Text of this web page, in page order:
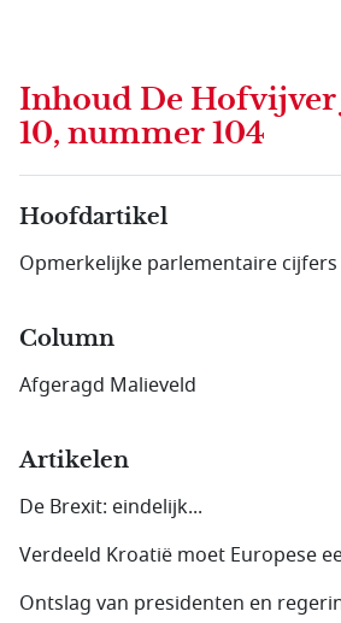
Inhoud De Hofvijver
10, nummer 104
Hoofdartikel
Opmerkelijke parlementaire cijfers
Column
Afgeragd Malieveld
Artikelen
De Brexit: eindelijk...
Verdeeld Kroatië moet Europese
Ontslag van presidenten en